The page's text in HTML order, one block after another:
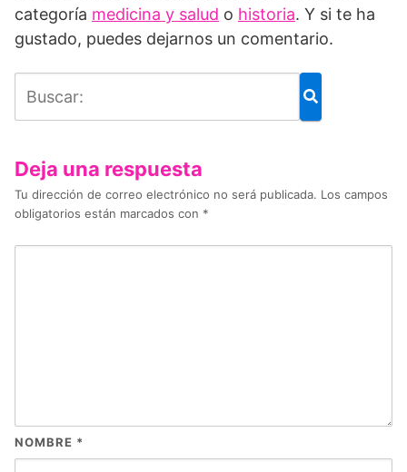
categoría medicina y salud o historia. Y si te ha
gustado, puedes dejarnos un comentario.
Deja una respuesta
Tu dirección de correo electrónico no será publicada. Los campos
obligatorios están marcados con *
NOMBRE *